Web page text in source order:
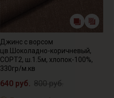
Джинс с ворсом
цв.Шоколадно-коричневый,
СОРТ2, ш.1.5м, хлопок-100%,
330гр/м.кв
640 руб. 800 руб.